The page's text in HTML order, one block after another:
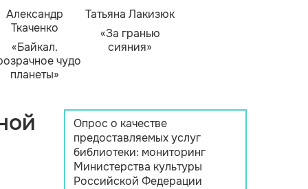
Александр
Ткаченко
«Байкал.
чудо
планеты»
Татьяна Лакизюк
«За гранью
сияния»
Опрос о качестве
предоставляемых услуг
библиотеки: мониторинг
Министерства культуры
Российской Федерации